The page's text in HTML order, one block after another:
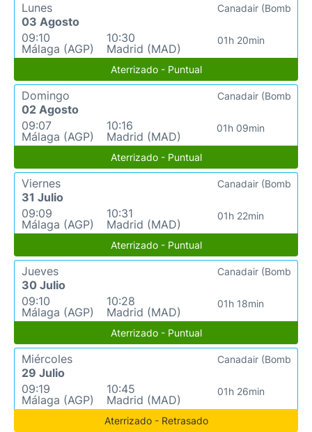
Lunes
03 Agosto
09:10
Málaga (AGP)
10:30
Madrid (MAD)
01h 20min
Canadair (Bomb
Aterrizado - Puntual
Domingo
02 Agosto
09:07
Málaga (AGP)
10:16
Madrid (MAD)
01h 09min
Canadair (Bomb
Aterrizado - Puntual
Viernes
31 Julio
09:09
Málaga (AGP)
10:31
Madrid (MAD)
01h 22min
Canadair (Bomb
Aterrizado - Puntual
Jueves
30 Julio
09:10
Málaga (AGP)
10:28
Madrid (MAD)
01h 18min
Canadair (Bomb
Aterrizado - Puntual
Miércoles
29 Julio
09:19
Málaga (AGP)
10:45
Madrid (MAD)
01h 26min
Canadair (Bomb
Aterrizado - Retrasado